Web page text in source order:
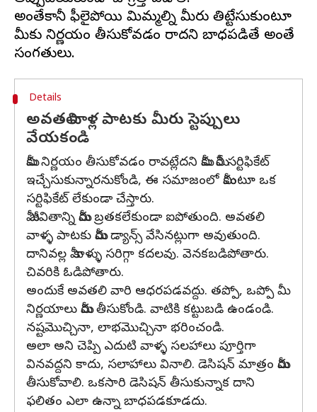
అంతేకానీ ఫీలైపోయి మిమ్మల్ని మీరు తిట్టేసుకుంటూ
మీకు నిర్ణయం తీసుకోవడం రాదని బాధపడితే అంతే
Details
అవతలి వాళ్ల పాటకు మీరు స్టెప్పులు
వేయకండి
మీకు నిర్ణయం తీసుకోవడం రావట్లేదని మీకు మీరే సర్టిఫికేట్
ఇచ్చేసుకున్నారనుకోండి, ఈ సమాజంలో మీకంటూ ఒక
సర్టిఫికేట్ లేకుండా చేస్తారు.
మీ జీవితాన్ని మీరు బ్రతకలేకుండా ఐపోతుంది. అవతలి
వాళ్ళ పాటకు మీరు డ్యాన్స్ వేసినట్లుగా అవుతుంది.
దానివల్ల మీ కాళ్ళు సరిగ్గా కదలవు. వెనకబడిపోతారు.
చివరికి ఓడిపోతారు.
అందుకే అవతలి వారి ఆధరపడవద్దు. తప్పో, ఒప్పో మీ
నిర్ణయాలు మీరు తీసుకోండి. వాటికి కట్టుబడి ఉండండి.
నష్టమొచ్చినా, లాభమొచ్చినా భరించండి.
అలా అని చెప్పి ఎదుటి వాళ్ళ సలహాలు పూర్తిగా
వినవద్దని కాదు, సలాహాలు వినాలి. డెసిషన్ మాత్రం మీరు
తీసుకోవాలి. ఒకసారి డెసిషన్ తీసుకున్నాక దాని
ఫలితం ఎలా ఉన్నా బాధపడకూడదు.